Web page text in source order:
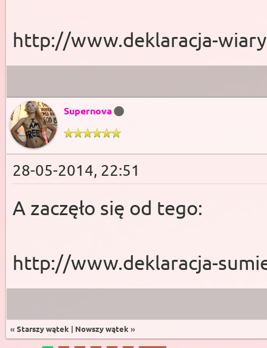
http://www.deklaracja-
Supernova
28-05-2014, 22:51
A zaczęło się od tego:
http://www.deklaracja-
« Starszy wątek | Nowszy wątek »